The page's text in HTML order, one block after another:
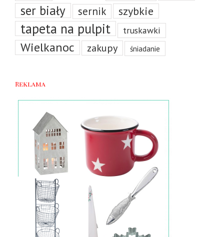
ser biały sernik szybkie
tapeta na pulpit truskawki
Wielkanoc zakupy śniadanie
Reklama